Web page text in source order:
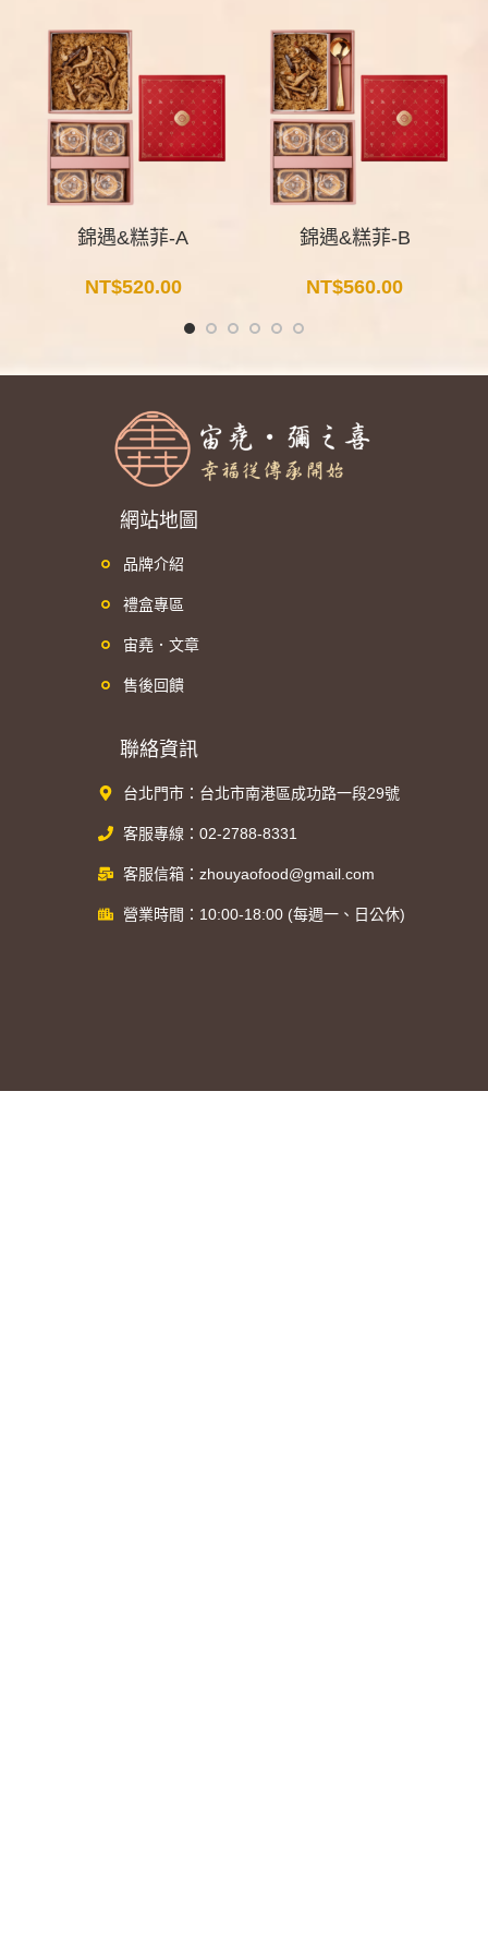
錦遇&糕菲-A
NT$520.00
錦遇&糕菲-B
NT$560.00
網站地圖
品牌介紹
禮盒專區
宙堯．文章
售後回饋
聯絡資訊
台北門市：台北市南港區成功路一段29號
客服專線：02-2788-8331
客服信箱：zhouyaofood@gmail.com
營業時間：10:00-18:00 (每週一、日公休)